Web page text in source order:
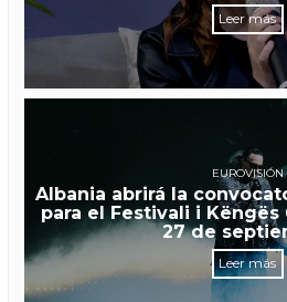
Leer más
EUROVISIÓN
Albania abrirá la
para el Festivali i Këngës
27 de
Leer más